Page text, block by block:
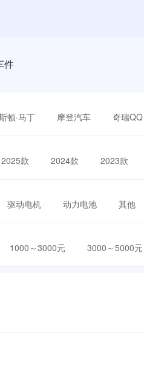
件
顿·马丁 摩登汽车 奇瑞QQ
2025款 2024款 2023款
驱动电机 动力电池 其他
1000～3000元 3000～5000元